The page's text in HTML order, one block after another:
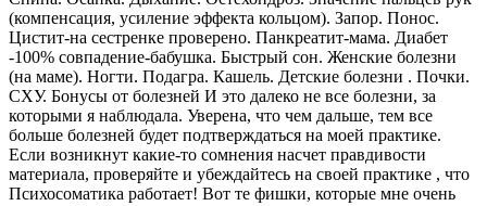
(компенсация, усиление эффекта кольцом). Запор. Понос.
Цистит-на сестренке проверено. Панкреатит-мама. Диабет
-100% совпадение-бабушка. Быстрый сон. Женские болезни
(на маме). Ногти. Подагра. Кашель. Детские болезни . Почки.
СХУ. Бонусы от болезней И это далеко не все болезни, за
которыми я наблюдала. Уверена, что чем дальше, тем все
больше болезней будет подтверждаться на моей практике.
Если возникнут какие-то сомнения насчет правдивости
материала, проверяйте и убеждайтесь на своей практике , что
Психосоматика работает! Вот те фишки, которые мне очень